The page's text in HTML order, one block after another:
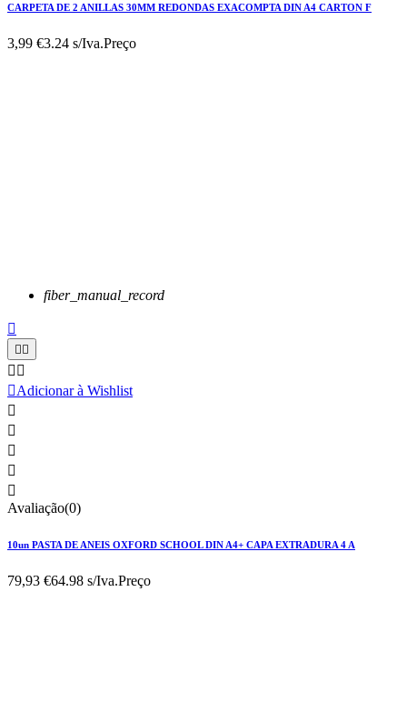
CARPETA DE 2 ANILLAS 30MM REDONDAS EXACOMPTA DIN A4 CARTON F
3,99 €3.24 s/Iva.Preço
fiber_manual_record

 
 
Adicionar à Wishlist





Avaliação(0)
10un PASTA DE ANEIS OXFORD SCHOOL DIN A4+ CAPA EXTRADURA 4 A
79,93 €64.98 s/Iva.Preço